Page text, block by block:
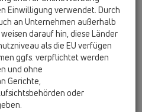
GmbH liefert
Unternehmer iSd. KSchG.
sind freibleibend. Aufträge
uns angenommen, wenn sie
Einwilligung verwendet. Durch
an Unternehmen außerhalb
darauf hin, diese Länder
als die EU verfügen
ggfs. verpflichtet werden
und ohne
Gerichte,
oder